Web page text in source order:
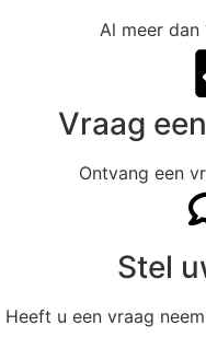
Al meer dan
Vraag
Ontvang een
Stel
Heeft u een vraag